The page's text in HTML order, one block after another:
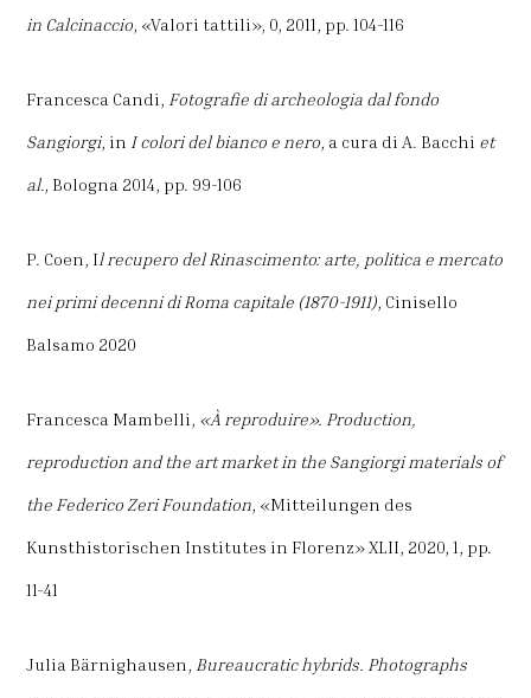
in Calcinaccio, «Valori tattili», 0, 2011, pp. 104-116
Francesca Candi, Fotografie di archeologia dal fondo
Sangiorgi, in I colori del bianco e nero, a cura di A. Bacchi et
al., Bologna 2014, pp. 99-106
P. Coen, Il recupero del Rinascimento: arte, politica e mercato
nei primi decenni di Roma capitale (1870-1911), Cinisello
Balsamo 2020
Francesca Mambelli, «À reproduire». Production,
reproduction and the art market in the Sangiorgi materials of
the Federico Zeri Foundation, «Mitteilungen des
Kunsthistorischen Institutes in Florenz» XLII, 2020, 1, pp.
11-41
Julia Bärnighausen, Bureaucratic hybrids. Photographs